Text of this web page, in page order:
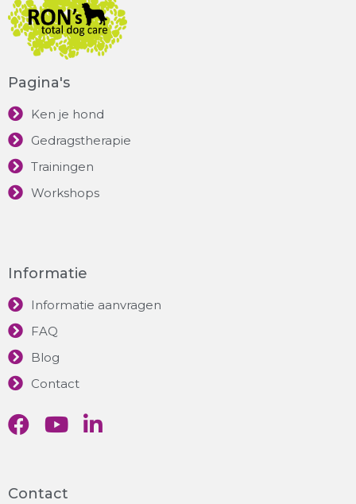
Pagina's
Ken je hond
Gedragstherapie
Trainingen
Workshops
Informatie
Informatie aanvragen
FAQ
Blog
Contact
Contact